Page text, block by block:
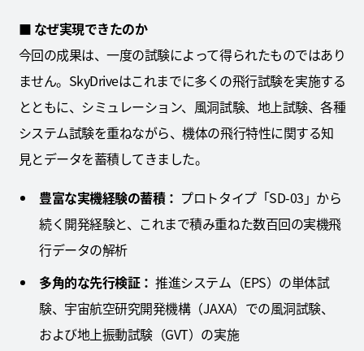
■ なぜ実現できたのか
今回の成果は、一度の試験によって得られたものではあり
ません。SkyDriveはこれまでに多くの飛行試験を実施する
とともに、シミュレーション、風洞試験、地上試験、各種
システム試験を重ねながら、機体の飛行特性に関する知
見とデータを蓄積してきました。
豊富な実機経験の蓄積： プロトタイプ「SD-03」から
続く開発経験と、これまで積み重ねた数百回の実機飛
行データの解析
多角的な先行検証： 推進システム（EPS）の単体試
験、宇宙航空研究開発機構（JAXA）での風洞試験、
および地上振動試験（GVT）の実施